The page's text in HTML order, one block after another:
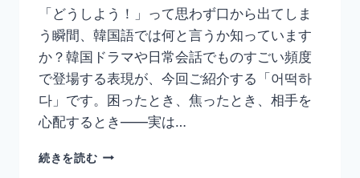
め】
「どうしよう！」って思わず口から出てしま
う瞬間、韓国語では何と言うか知っています
か？韓国ドラマや日常会話でものすごい頻度
で登場する表現が、今回ご紹介する「어떡하
다」です。困ったとき、焦ったとき、相手を
心配するとき——実は…
続きを読む韓